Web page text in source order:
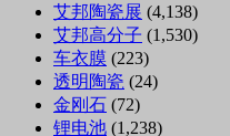
艾邦陶瓷展 (4,138)
艾邦高分子 (1,530)
车衣膜 (223)
透明陶瓷 (24)
金刚石 (72)
锂电池 (1,238)